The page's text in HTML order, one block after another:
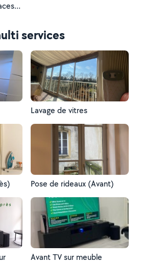
services
Lavage de vitres
Pose de rideaux (Avant)
Avant TV sur meuble